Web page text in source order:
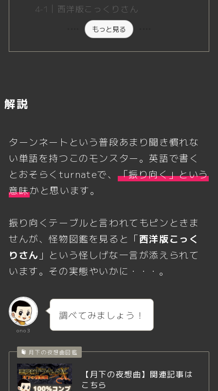
西洋版こっくりさん
もっと見る
解説
ターンネートという普段あまり聞き慣れな
い単語を持つこのモンスター。英語で書く
とおそらくturnateで、 「振り向く」という
意味かと思います。
振り向くテーブルと言われてもピンときま
せんが、怪物図鑑を見ると「西洋版こっく
りさん 」という怪しげな一言が添えられて
います。その実態やいかに・・・。
ono3
調べてみましょう！
月下の夜想曲図鑑
【月下の夜想曲】関連記事は
こちら